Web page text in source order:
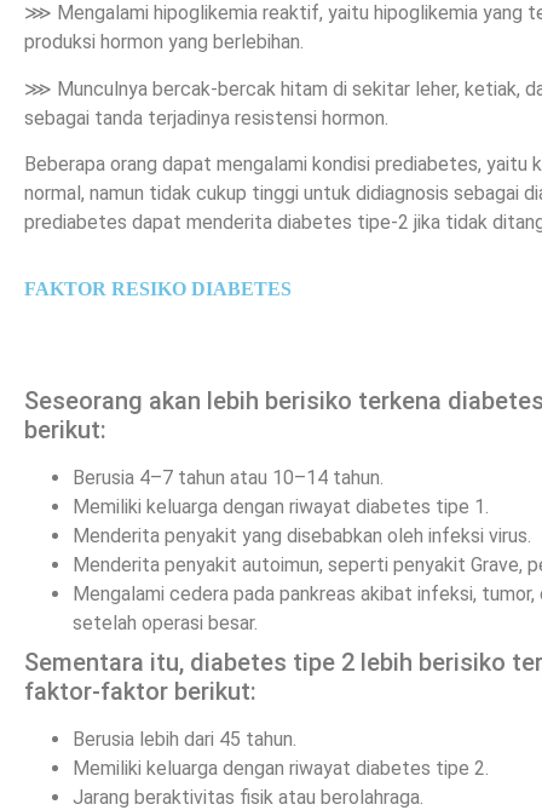
⋙ Mengalami hipoglikemia reaktif, yaitu hipoglikemia yang
produksi hormon yang berlebihan.
⋙ Munculnya bercak-bercak hitam di sekitar leher, ketiak,
sebagai tanda terjadinya resistensi hormon.
Beberapa orang dapat mengalami kondisi prediabetes, yaitu
normal, namun tidak cukup tinggi untuk didiagnosis sebagai
prediabetes dapat menderita diabetes tipe-2 jika tidak
FAKTOR RESIKO DIABETES
Seseorang akan lebih berisiko terkena
berikut:
Berusia 4–7 tahun atau 10–14 tahun.
Memiliki keluarga dengan riwayat diabetes tipe 1.
Menderita penyakit yang disebabkan oleh infeksi virus.
Menderita penyakit autoimun, seperti penyakit Grave,
Mengalami cedera pada pankreas akibat infeksi,
setelah operasi besar.
Sementara itu, diabetes tipe 2 lebih berisiko
faktor-faktor berikut:
Berusia lebih dari 45 tahun.
Memiliki keluarga dengan riwayat diabetes tipe 2.
Jarang beraktivitas fisik atau berolahraga.